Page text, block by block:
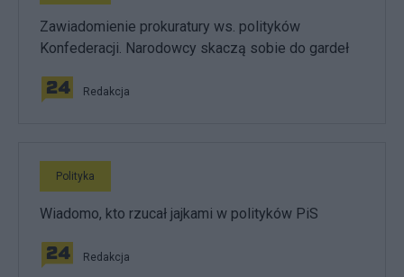
Zawiadomienie prokuratury ws. polityków
Konfederacji. Narodowcy skaczą sobie do gardeł
Redakcja
Polityka
Wiadomo, kto rzucał jajkami w polityków PiS
Redakcja